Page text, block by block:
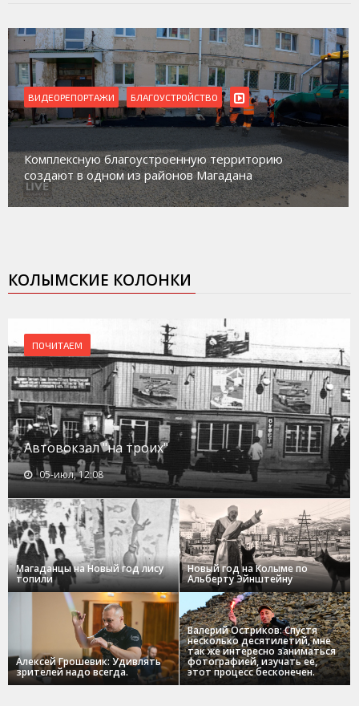
ВИДЕОРЕПОРТАЖИ
Магадан присоединился к пилотному проекту по
работе с несовершеннолетними из групп
социального риска «Переправа»
КОЛЫМСКИЕ КОЛОНКИ
ПОЧИТАЕМ
Автовокзал "на троих"
05-июл, 12:08
Магаданцы на Новый год лису
топили
Новый год на Колыме по
Альберту Эйнштейну
Алексей Грошевик: Удивлять
зрителей надо всегда.
Валерий Остриков: Спустя
несколько десятилетий, мне
так же интересно заниматься
фотографией, изучать ее,
этот процесс бесконечен.